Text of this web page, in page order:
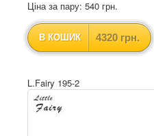
Ціна за пару: 540 грн.
В КОШИК 4320 грн.
L.Fairy 195-2